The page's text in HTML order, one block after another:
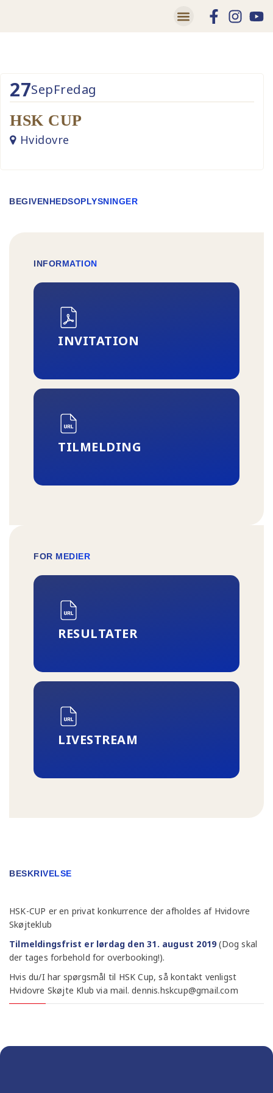
27SepFredag
HSK CUP
Hvidovre
BEGIVENHEDSOPLYSNINGER
INFORMATION
INVITATION
TILMELDING
FOR MEDIER
RESULTATER
LIVESTREAM
BESKRIVELSE
HSK-CUP er en privat konkurrence der afholdes af Hvidovre
Skøjteklub
Tilmeldingsfrist er lørdag den 31. august 2019(Dog skal
der tages forbehold for overbooking!).
Hvis du/I har spørgsmål til HSK Cup, så kontakt venligst
Hvidovre Skøjte Klub via mail. dennis.hskcup@gmail.com